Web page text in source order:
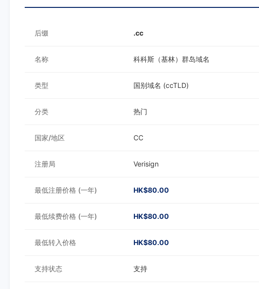
后缀 .cc
名称 科科斯（基林）群岛域名
类型 国别域名 (ccTLD)
分类 热门
国家/地区 CC
注册局 Verisign
最低注册价格 (一年) HK$80.00
最低续费价格 (一年) HK$80.00
最低转入价格 HK$80.00
支持状态 支持